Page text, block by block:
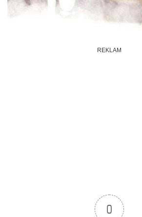
REKLAM
0